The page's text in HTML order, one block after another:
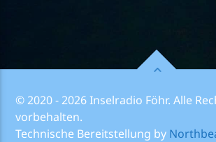
© 2020 - 2026 Inselradio Föhr. Alle
vorbehalten.
Technische Bereitstellung by